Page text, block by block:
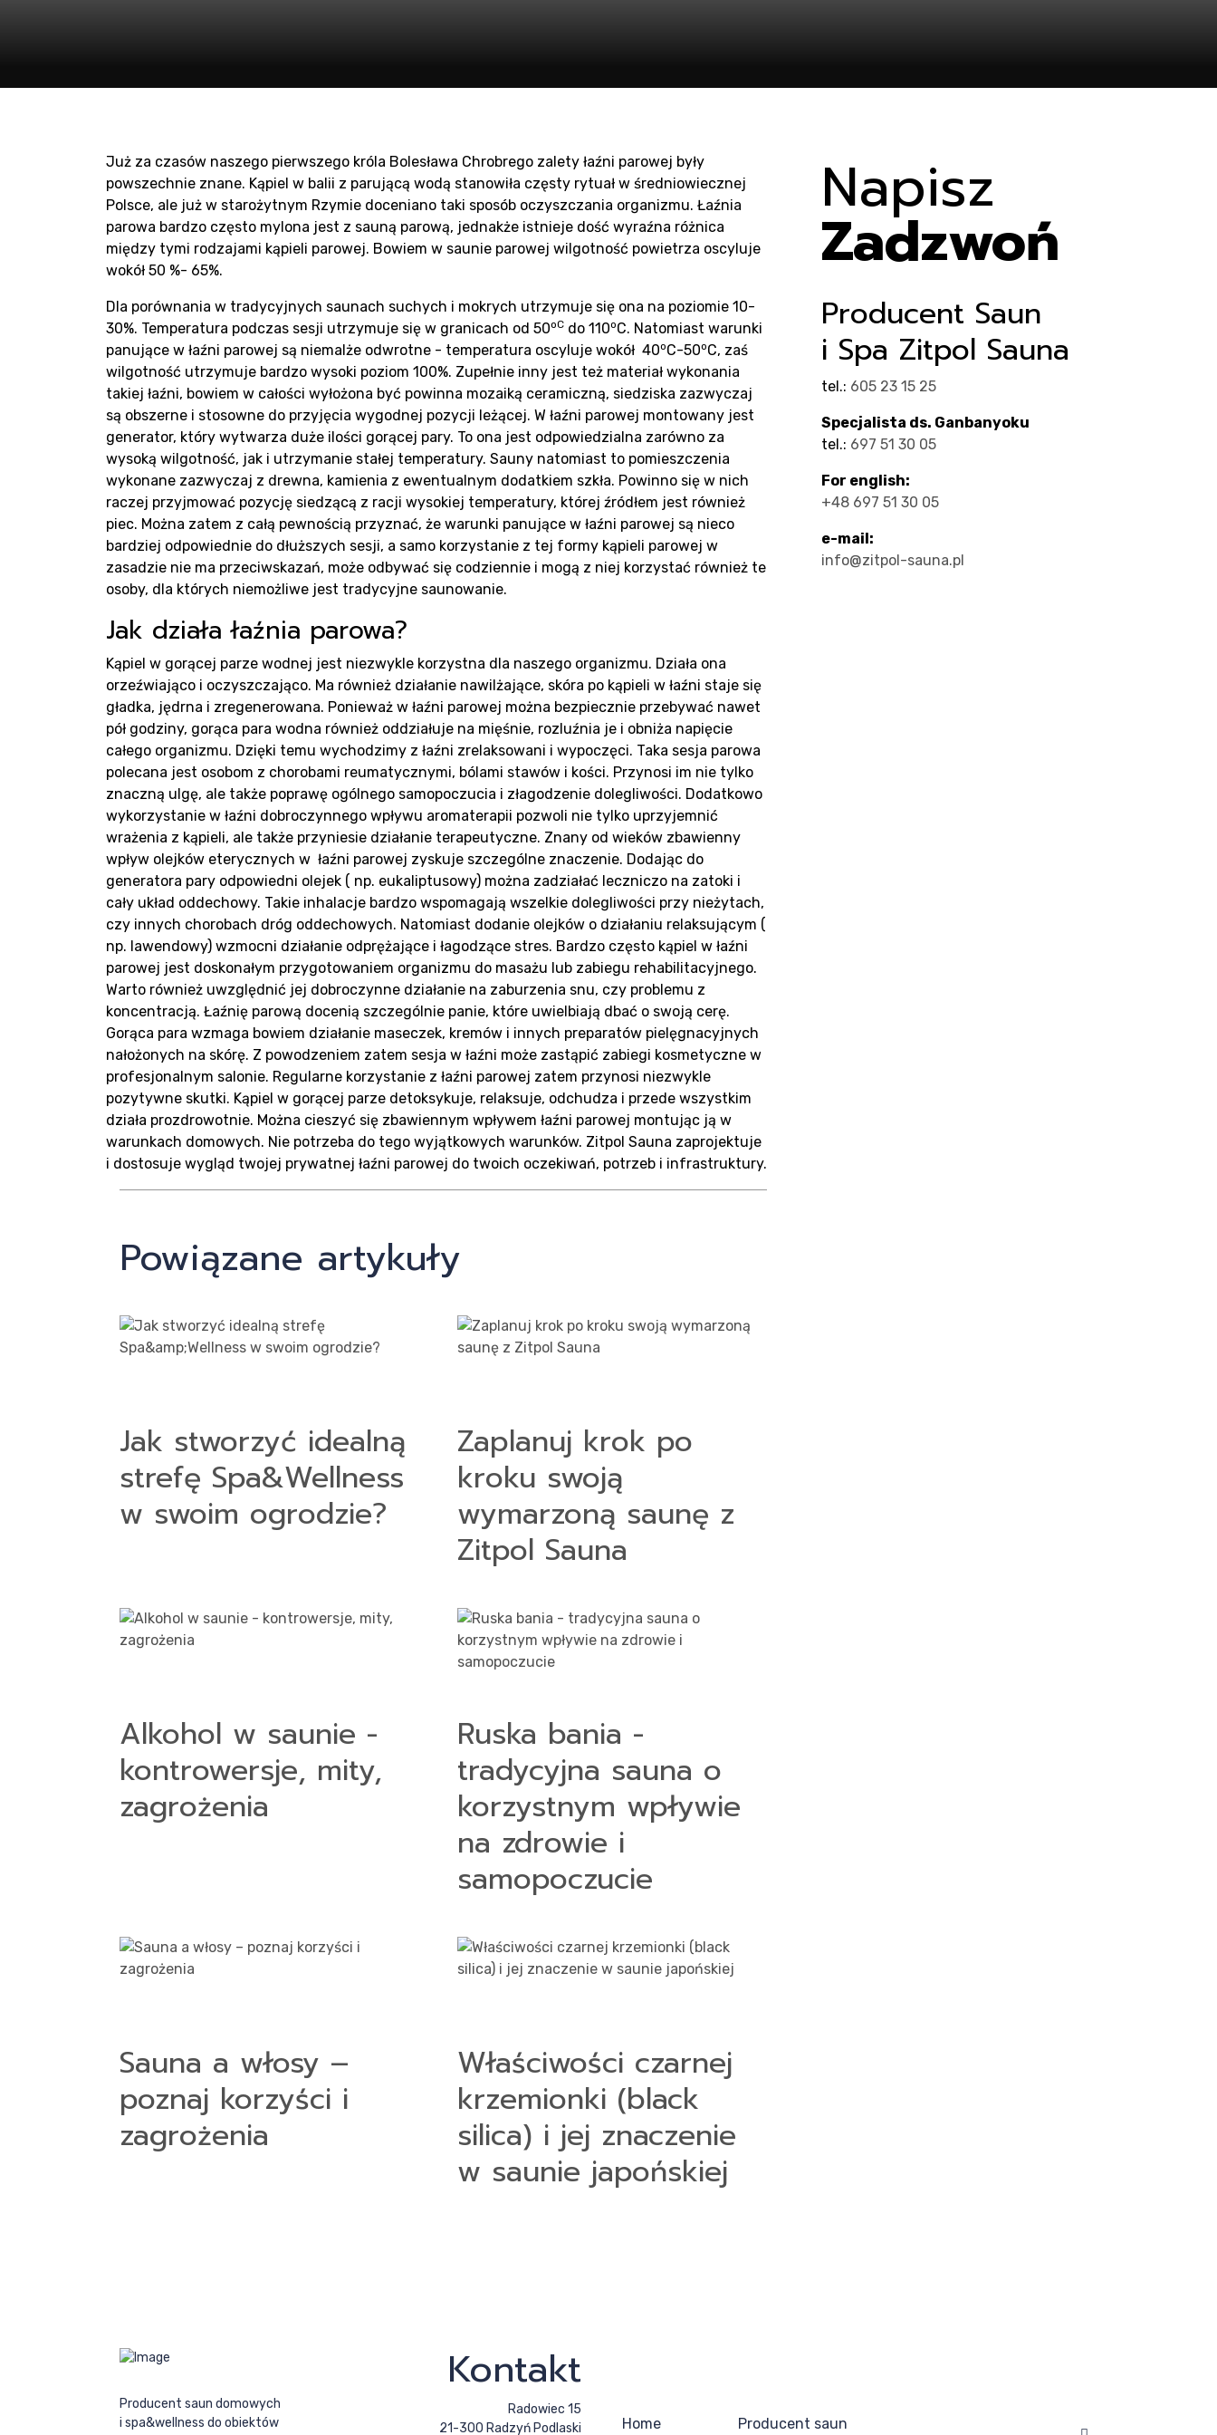
Producent
saun
Produkty
Realizacje
Blog
Kontakt
Już za czasów naszego pierwszego króla Bolesława Chrobrego zalety łaźni parowej były
powszechnie znane. Kąpiel w balii z parującą wodą stanowiła częsty rytuał w średniowiecznej
Polsce, ale już w starożytnym Rzymie doceniano taki sposób oczyszczania organizmu. Łaźnia
parowa bardzo często mylona jest z sauną parową, jednakże istnieje dość wyraźna różnica
między tymi rodzajami kąpieli parowej. Bowiem w saunie parowej wilgotność powietrza oscyluje
wokół 50 %- 65%.
Dla porównania w tradycyjnych saunach suchych i mokrych utrzymuje się ona na poziomie 10-
30%. Temperatura podczas sesji utrzymuje się w granicach od 50oC do 110oC. Natomiast warunki
panujące w łaźni parowej są niemalże odwrotne - temperatura oscyluje wokół 40oC-50oC, zaś
wilgotność utrzymuje bardzo wysoki poziom 100%. Zupełnie inny jest też materiał wykonania
takiej łaźni, bowiem w całości wyłożona być powinna mozaiką ceramiczną, siedziska zazwyczaj
są obszerne i stosowne do przyjęcia wygodnej pozycji leżącej. W łaźni parowej montowany jest
generator, który wytwarza duże ilości gorącej pary. To ona jest odpowiedzialna zarówno za
wysoką wilgotność, jak i utrzymanie stałej temperatury. Sauny natomiast to pomieszczenia
wykonane zazwyczaj z drewna, kamienia z ewentualnym dodatkiem szkła. Powinno się w nich
raczej przyjmować pozycję siedzącą z racji wysokiej temperatury, której źródłem jest również
piec. Można zatem z całą pewnością przyznać, że warunki panujące w łaźni parowej są nieco
bardziej odpowiednie do dłuższych sesji, a samo korzystanie z tej formy kąpieli parowej w
zasadzie nie ma przeciwskazań, może odbywać się codziennie i mogą z niej korzystać również te
osoby, dla których niemożliwe jest tradycyjne saunowanie.
Jak działa łaźnia parowa?
Kąpiel w gorącej parze wodnej jest niezwykle korzystna dla naszego organizmu. Działa ona
orzeźwiająco i oczyszczająco. Ma również działanie nawilżające, skóra po kąpieli w łaźni staje się
gładka, jędrna i zregenerowana. Ponieważ w łaźni parowej można bezpiecznie przebywać nawet
pół godziny, gorąca para wodna również oddziałuje na mięśnie, rozluźnia je i obniża napięcie
całego organizmu. Dzięki temu wychodzimy z łaźni zrelaksowani i wypoczęci. Taka sesja parowa
polecana jest osobom z chorobami reumatycznymi, bólami stawów i kości. Przynosi im nie tylko
znaczną ulgę, ale także poprawę ogólnego samopoczucia i złagodzenie dolegliwości. Dodatkowo
wykorzystanie w łaźni dobroczynnego wpływu aromaterapii pozwoli nie tylko uprzyjemnić
wrażenia z kąpieli, ale także przyniesie działanie terapeutyczne. Znany od wieków zbawienny
wpływ olejków eterycznych w łaźni parowej zyskuje szczególne znaczenie. Dodając do
generatora pary odpowiedni olejek ( np. eukaliptusowy) można zadziałać leczniczo na zatoki i
cały układ oddechowy. Takie inhalacje bardzo wspomagają wszelkie dolegliwości przy nieżytach,
czy innych chorobach dróg oddechowych. Natomiast dodanie olejków o działaniu relaksującym (
np. lawendowy) wzmocni działanie odprężające i łagodzące stres. Bardzo często kąpiel w łaźni
parowej jest doskonałym przygotowaniem organizmu do masażu lub zabiegu rehabilitacyjnego.
Warto również uwzględnić jej dobroczynne działanie na zaburzenia snu, czy problemu z
koncentracją. Łaźnię parową docenią szczególnie panie, które uwielbiają dbać o swoją cerę.
Gorąca para wzmaga bowiem działanie maseczek, kremów i innych preparatów pielęgnacyjnych
nałożonych na skórę. Z powodzeniem zatem sesja w łaźni może zastąpić zabiegi kosmetyczne w
profesjonalnym salonie. Regularne korzystanie z łaźni parowej zatem przynosi niezwykle
pozytywne skutki. Kąpiel w gorącej parze detoksykuje, relaksuje, odchudza i przede wszystkim
działa prozdrowotnie. Można cieszyć się zbawiennym wpływem łaźni parowej montując ją w
warunkach domowych. Nie potrzeba do tego wyjątkowych warunków. Zitpol Sauna zaprojektuje
i dostosuje wygląd twojej prywatnej łaźni parowej do twoich oczekiwań, potrzeb i infrastruktury.
Powiązane artykuły
Jak stworzyć idealną
strefę Spa&Wellness
w swoim ogrodzie?
Zaplanuj krok po
kroku swoją
wymarzoną saunę z
Zitpol Sauna
Alkohol w saunie -
kontrowersje, mity,
zagrożenia
Ruska bania -
tradycyjna sauna o
korzystnym wpływie
na zdrowie i
samopoczucie
Sauna a włosy –
poznaj korzyści i
zagrożenia
Właściwości czarnej
krzemionki (black
silica) i jej znaczenie
w saunie japońskiej
Napisz
Zadzwoń
Producent Saun
i Spa Zitpol Sauna
tel.: 605 23 15 25
Specjalista ds. Ganbanyoku
tel.: 697 51 30 05
For english:
+48 697 51 30 05
e-mail:
info@zitpol-sauna.pl
Producent saun domowych
i spa&wellness do obiektów
Kontakt
Radowiec 15
21-300 Radzyń Podlaski
Home Producent saun